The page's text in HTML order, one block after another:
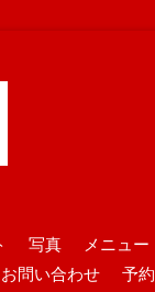
写真 メニュー
お問い合わせ 予約